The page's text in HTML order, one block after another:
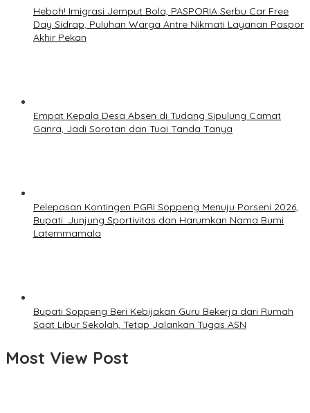
Heboh! Imigrasi Jemput Bola, PASPORIA Serbu Car Free
Day Sidrap, Puluhan Warga Antre Nikmati Layanan Paspor
Akhir Pekan
Empat Kepala Desa Absen di Tudang Sipulung Camat
Ganra, Jadi Sorotan dan Tuai Tanda Tanya
Pelepasan Kontingen PGRI Soppeng Menuju Porseni 2026,
Bupati: Junjung Sportivitas dan Harumkan Nama Bumi
Latemmamala
Bupati Soppeng Beri Kebijakan Guru Bekerja dari Rumah
Saat Libur Sekolah, Tetap Jalankan Tugas ASN
Most View Post